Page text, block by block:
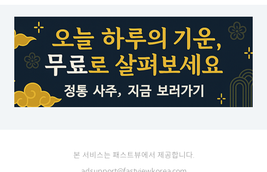
본 서비스는 패스트뷰에서 제공합니다.